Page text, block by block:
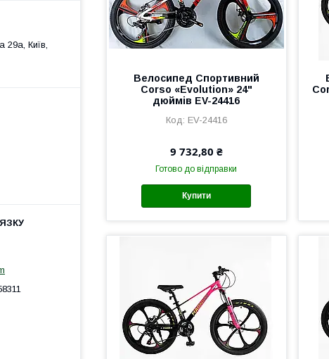
Велоcипед Спортивний
Corso «Evolution» 24"
дюймів EV-24416
EV-24416
9 732,80 ₴
Готово до відправки
Купити
29а, Київ,